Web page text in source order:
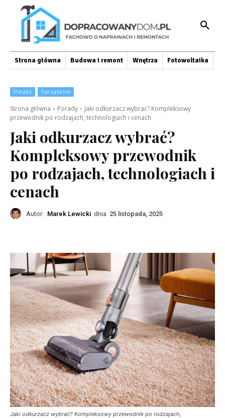
Strona główna Budowa i remont Wnętrza Fotowoltaika
Porady Sprzątanie
Strona główna Porady
Jaki odkurzacz wybrać? Kompleksowy
przewodnik po rodzajach, technologiach i cenach
Jaki odkurzacz wybrać?
Kompleksowy przewodnik
po rodzajach, technologiach i
cenach
Autor: Marek Lewicki dnia 25 listopada, 2025
Jaki odkurzacz wybrać? Kompleksowy przewodnik po rodzajach,